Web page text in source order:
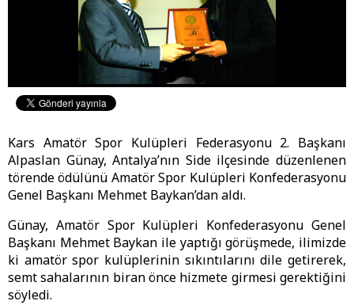
Kars Amatör Spor Kulüpleri Federasyonu 2. Başkanı
Alpaslan Günay, Antalya’nın Side ilçesinde düzenlenen
törende ödülünü Amatör Spor Kulüpleri Konfederasyonu
Genel Başkanı Mehmet Baykan’dan aldı.
Günay, Amatör Spor Kulüpleri Konfederasyonu Genel
Başkanı Mehmet Baykan ile yaptığı görüşmede, ilimizde
ki amatör spor kulüplerinin sıkıntılarını dile getirerek,
semt sahalarının biran önce hizmete girmesi gerektiğini
söyledi.